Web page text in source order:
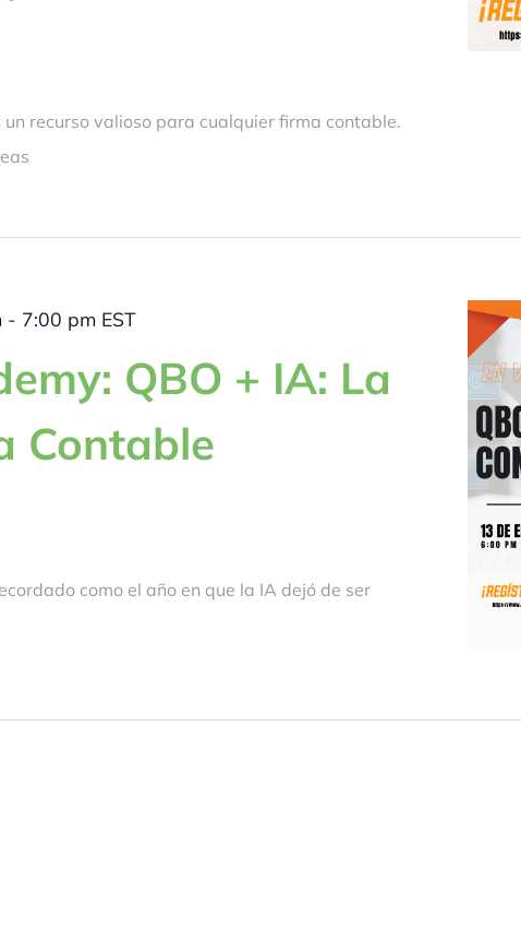
un recurso valioso para cualquier firma contable.
- 7:00 pm EST
QBO + IA: La
Contable
como el año en que la IA dejó de ser